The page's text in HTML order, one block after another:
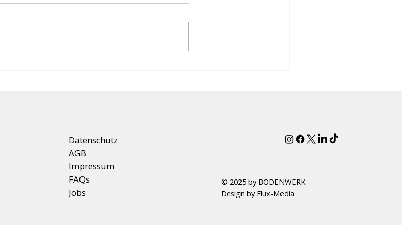
Datenschutz
AGB
Impressum
FAQs
Jobs
© 2025 by BODENWERK.
Design by Flux-Media